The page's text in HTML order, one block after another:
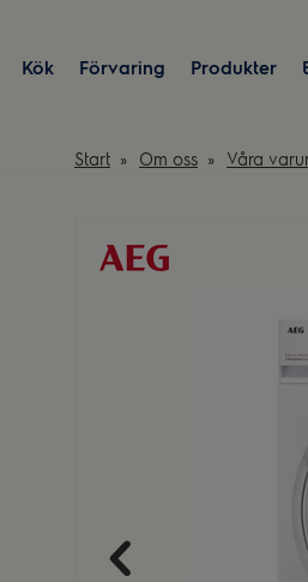
Kök Förvaring Produkter
Start Om oss Våra